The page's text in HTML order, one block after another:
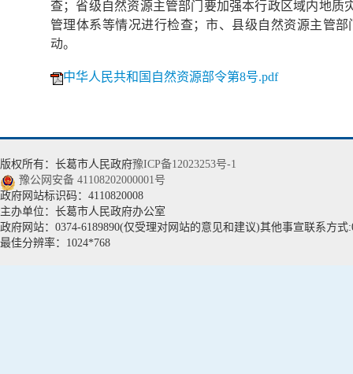
查；省级自然资源主管部门要加强本行政区域内地
管理体系等情况进行检查；市、县级自然资源主管
动。
中华人民共和国自然资源部令第8号.pdf
版权所有：长葛市人民政府豫ICP备12023253号-1
豫公网安备 41108202000001号
政府网站标识码：4110820008
主办单位：长葛市人民政府办公室
政府网站：0374-6189890(仅受理对网站的意见和建议)其他事宣联系方式
最佳分辨率：1024*768